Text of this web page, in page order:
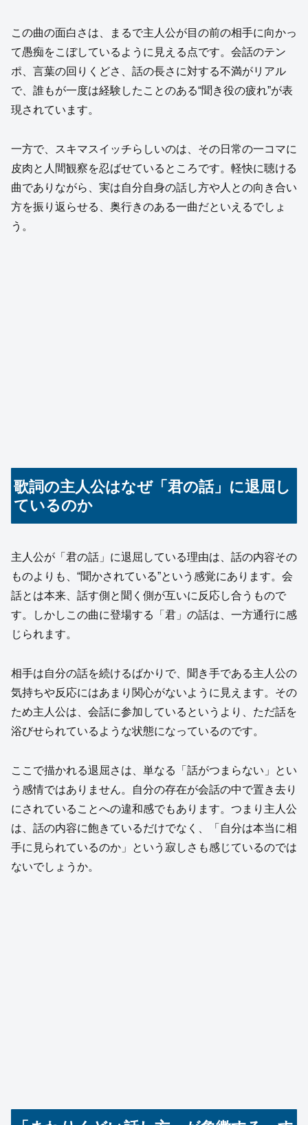
この曲の面白さは、まるで主人公が目の前の相手に向かっ
て愚痴をこぼしているように見える点です。会話のテン
ポ、言葉の回りくどさ、話の長さに対する不満がリアル
で、誰もが一度は経験したことのある“聞き役の疲れ”が表
現されています。
一方で、スキマスイッチらしいのは、その日常の一コマに
皮肉と人間観察を忍ばせているところです。軽快に聴ける
曲でありながら、実は自分自身の話し方や人との向き合い
方を振り返らせる、奥行きのある一曲だといえるでしょ
う。
歌詞の主人公はなぜ「君の話」に退屈し
ているのか
主人公が「君の話」に退屈している理由は、話の内容その
ものよりも、“聞かされている”という感覚にあります。会
話とは本来、話す側と聞く側が互いに反応し合うもので
す。しかしこの曲に登場する「君」の話は、一方通行に感
じられます。
相手は自分の話を続けるばかりで、聞き手である主人公の
気持ちや反応にはあまり関心がないように見えます。その
ため主人公は、会話に参加しているというより、ただ話を
浴びせられているような状態になっているのです。
ここで描かれる退屈さは、単なる「話がつまらない」とい
う感情ではありません。自分の存在が会話の中で置き去り
にされていることへの違和感でもあります。つまり主人公
は、話の内容に飽きているだけでなく、「自分は本当に相
手に見られているのか」という寂しさも感じているのでは
ないでしょうか。